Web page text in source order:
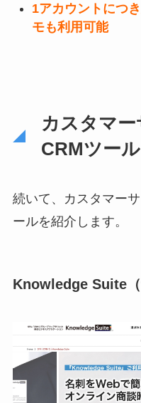
1アカウントにつ
モも利用可能
カスタマ
CRMツー
続いて、カスタマー
ールを紹介します。
Knowledge Suite（